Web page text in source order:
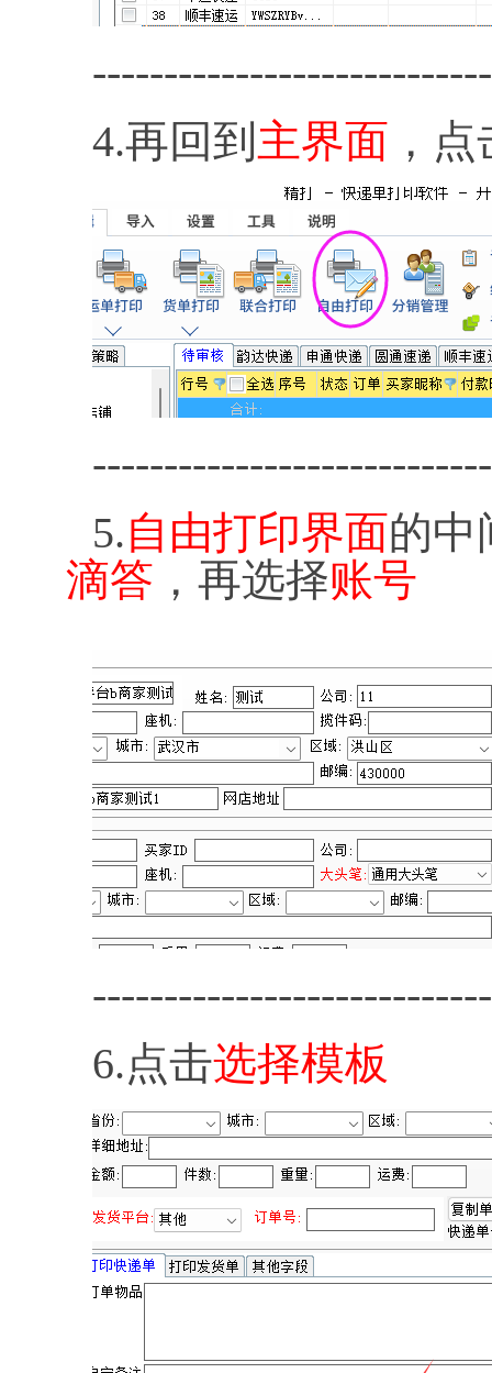
4.再回到 主界面 ，
5.自由打印界面的中
滴答 ，再选择账号
6.点击选择模板